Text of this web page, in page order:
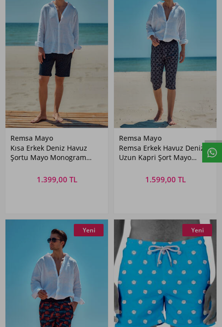
Remsa Mayo
Kısa Erkek Deniz Havuz
Şortu Mayo Monogram
1.399,00 TL
Remsa Mayo
Remsa Erkek Havuz Deniz
Uzun Kapri Şort Mayo
1.599,00 TL
Yeni Yeni